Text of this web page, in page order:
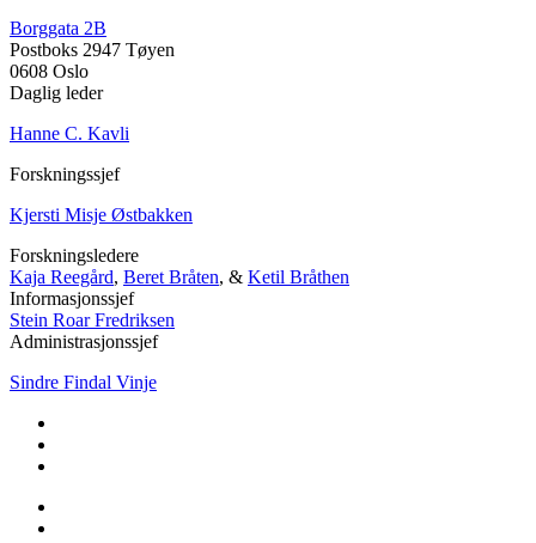
Borggata 2B
Postboks 2947 Tøyen
0608 Oslo
Daglig leder
Hanne C. Kavli
Forskningssjef
Kjersti Misje Østbakken
Forskningsledere
Kaja Reegård, Beret Bråten, & Ketil Bråthen
Informasjonssjef
Stein Roar Fredriksen
Administrasjonssjef
Sindre Findal Vinje